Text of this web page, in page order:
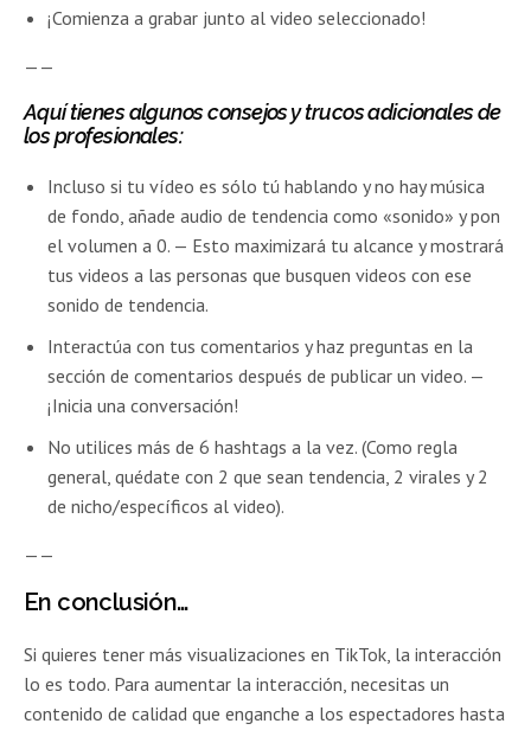
¡Comienza a grabar junto al video seleccionado!
——
Aquí tienes algunos consejos y trucos adicionales de
los profesionales:
Incluso si tu vídeo es sólo tú hablando y no hay música
de fondo, añade audio de tendencia como «sonido» y pon
el volumen a 0. — Esto maximizará tu alcance y mostrará
tus videos a las personas que busquen videos con ese
sonido de tendencia.
Interactúa con tus comentarios y haz preguntas en la
sección de comentarios después de publicar un video. —
¡Inicia una conversación!
No utilices más de 6 hashtags a la vez. (Como regla
general, quédate con 2 que sean tendencia, 2 virales y 2
de nicho/específicos al video).
——
En conclusión…
Si quieres tener más visualizaciones en TikTok, la interacción
lo es todo. Para aumentar la interacción, necesitas un
contenido de calidad que enganche a los espectadores hasta